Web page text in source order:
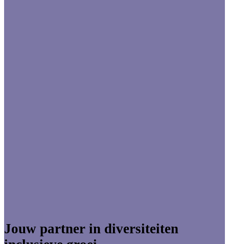
Jouw partner in diversiteiten